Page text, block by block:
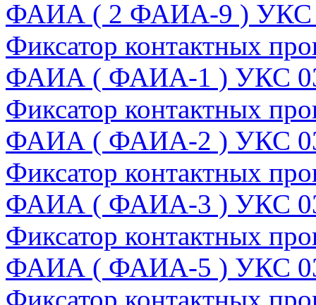
ФАИА ( 2 ФАИА-9 ) УКС
Фиксатор контактных
ФАИА ( ФАИА-1 ) УКС
Фиксатор контактных
ФАИА ( ФАИА-2 ) УКС
Фиксатор контактных
ФАИА ( ФАИА-3 ) УКС
Фиксатор контактных
ФАИА ( ФАИА-5 ) УКС
Фиксатор контактных